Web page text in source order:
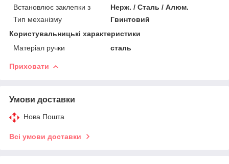
Встановлює заклепки з
Нерж. / Сталь / Алюм.
Тип механізму
Гвинтовий
Користувальницькі характеристики
Матеріал ручки
сталь
Приховати
Умови доставки
Нова Пошта
Всі умови доставки